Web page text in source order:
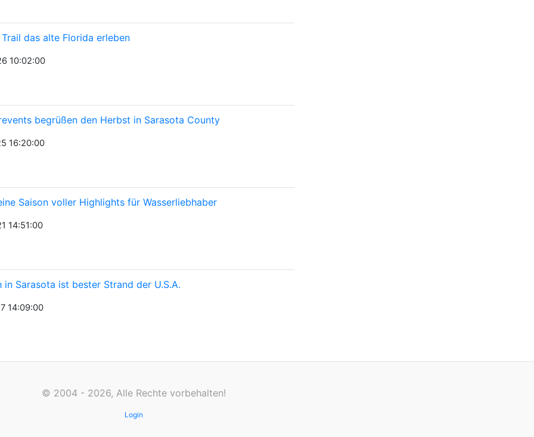
das alte Florida erleben
10:02:00
begrüßen den Herbst in Sarasota County
16:20:00
Saison voller Highlights für Wasserliebhaber
14:51:00
in Sarasota ist bester Strand der U.S.A.
14:09:00
© 2004 - 2026, Alle Rechte vorbehalten!
Login